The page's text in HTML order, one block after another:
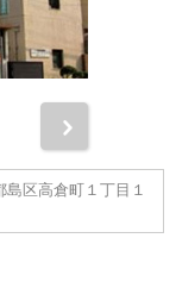
区高倉町１丁目１